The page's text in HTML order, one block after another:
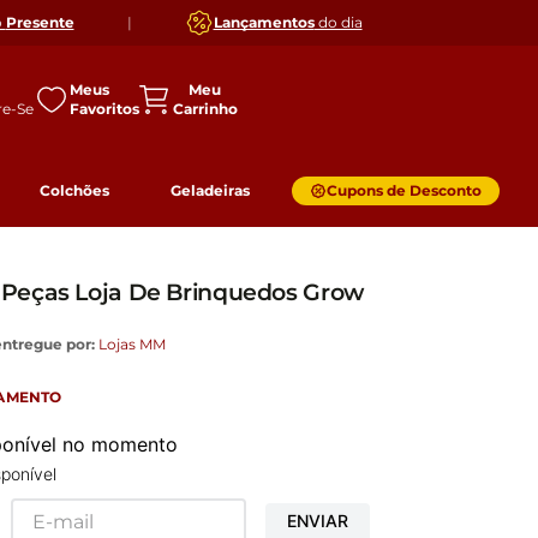
Presente | Lançamentosdo dia
Meus
Favoritos
Colchões Geladeiras Cupons de Desconto
Loja De Brinquedos Grow
por: Lojas MM
no momento
ENVIAR